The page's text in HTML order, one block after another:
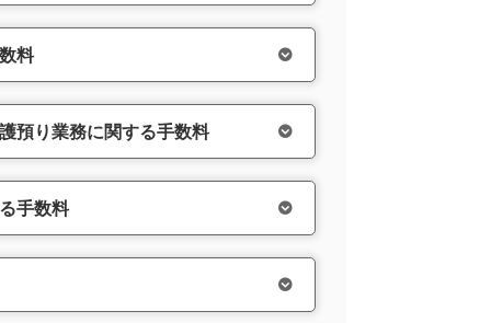
料
預り業務に関する手数料
手数料